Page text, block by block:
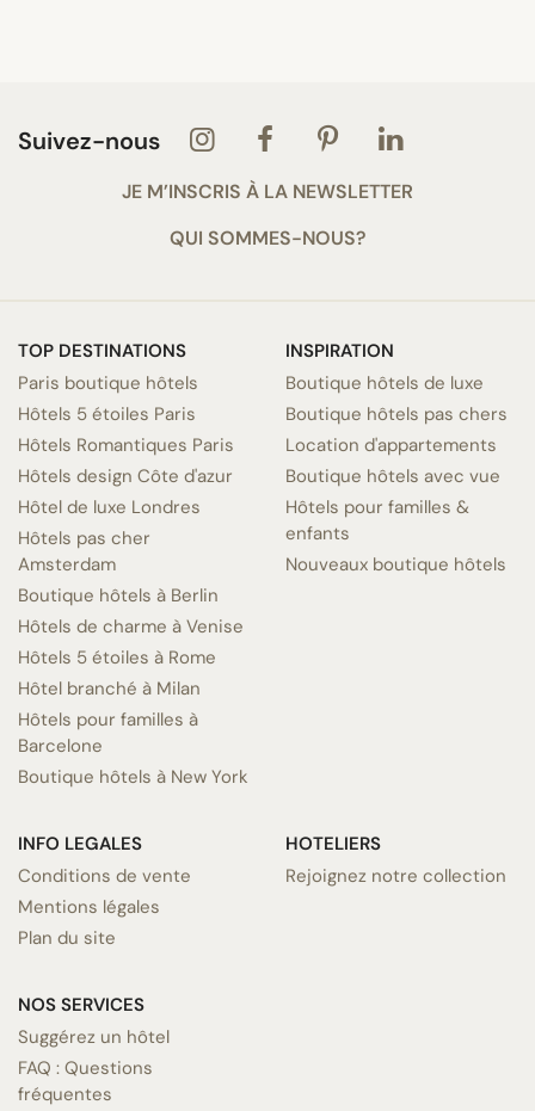
Suivez-nous
JE M’INSCRIS À LA NEWSLETTER
QUI SOMMES-NOUS?
TOP DESTINATIONS
Paris boutique hôtels
Hôtels 5 étoiles Paris
Hôtels Romantiques Paris
Hôtels design Côte d'azur
Hôtel de luxe Londres
Hôtels pas cher
Amsterdam
Boutique hôtels à Berlin
Hôtels de charme à Venise
Hôtels 5 étoiles à Rome
Hôtel branché à Milan
Hôtels pour familles à
Barcelone
Boutique hôtels à New York
INSPIRATION
Boutique hôtels de luxe
Boutique hôtels pas chers
Location d'appartements
Boutique hôtels avec vue
Hôtels pour familles &
enfants
Nouveaux boutique hôtels
INFO LEGALES
Conditions de vente
Mentions légales
Plan du site
NOS SERVICES
Suggérez un hôtel
FAQ : Questions
fréquentes
HOTELIERS
Rejoignez notre collection